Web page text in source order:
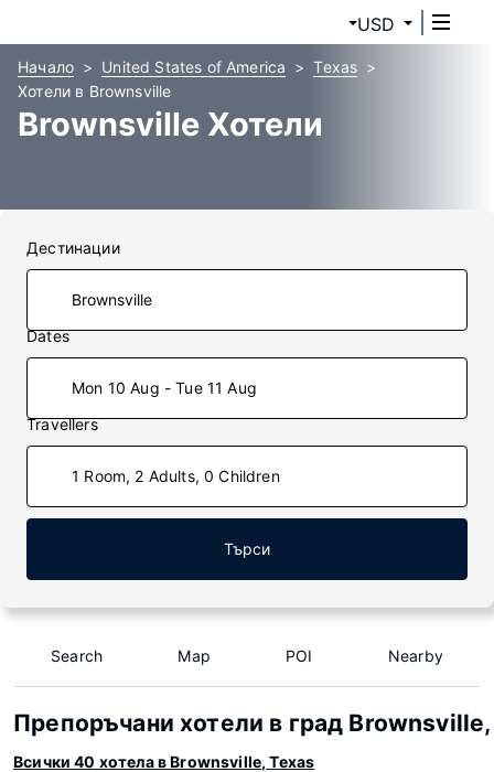
USD
Начало United States of America
Texas
Хотели в Brownsville
Brownsville Хотели
Дестинации
Dates
Mon 10 Aug - Tue 11 Aug
Travellers
1 Room, 2 Adults, 0 Children
Търси
Search Map POI Nearby
Препоръчани хотели в град
Всички 40 хотела в Brownsville, Texas